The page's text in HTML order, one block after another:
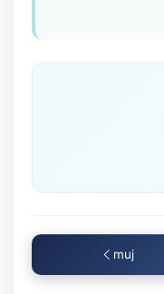
muj